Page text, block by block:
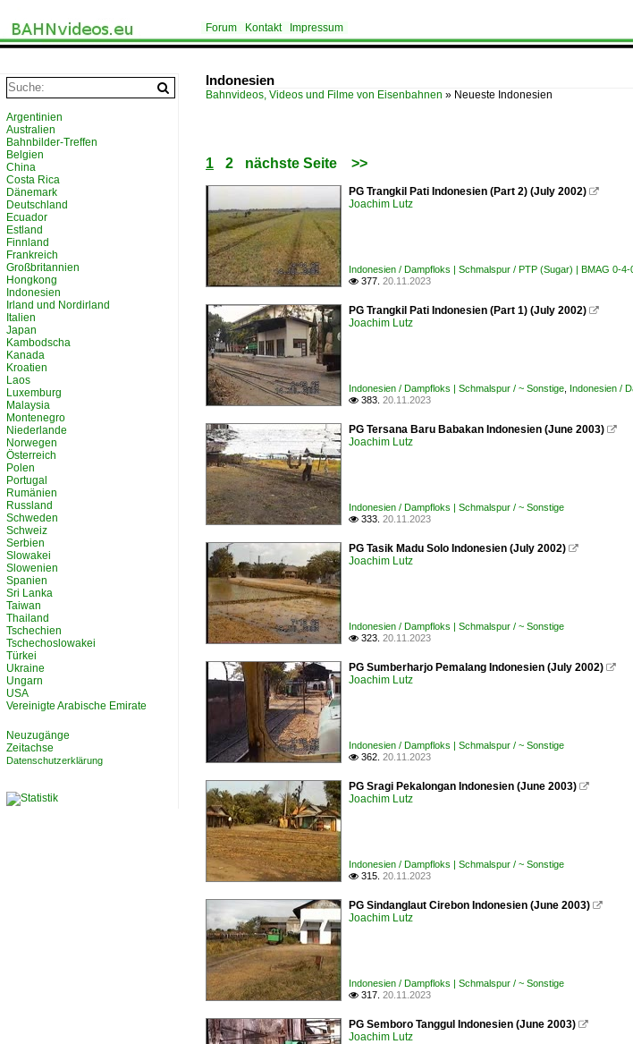
Forum Kontakt Impressum
Indonesien
Bahnvideos, Videos und Filme von Eisenbahnen » Neueste Indonesien
1 2 nächste Seite >>
PG Trangkil Pati Indonesien (Part 2) (July 2002) 
Joachim Lutz
Indonesien / Dampfloks | Schmalspur / PTP (Sugar) | BMAG 0-4-
 377. 20.11.2023
PG Trangkil Pati Indonesien (Part 1) (July 2002) 
Joachim Lutz
Indonesien / Dampfloks | Schmalspur / ~ Sonstige Indonesien /
 383. 20.11.2023
PG Tersana Baru Babakan Indonesien (June 2003) 
Joachim Lutz
Indonesien / Dampfloks | Schmalspur / ~ Sonstige
 333. 20.11.2023
PG Tasik Madu Solo Indonesien (July 2002) 
Joachim Lutz
Indonesien / Dampfloks | Schmalspur / ~ Sonstige
 323. 20.11.2023
PG Sumberharjo Pemalang Indonesien (July 2002) 
Joachim Lutz
Indonesien / Dampfloks | Schmalspur / ~ Sonstige
 362. 20.11.2023
PG Sragi Pekalongan Indonesien (June 2003) 
Joachim Lutz
Indonesien / Dampfloks | Schmalspur / ~ Sonstige
 315. 20.11.2023
PG Sindanglaut Cirebon Indonesien (June 2003) 
Joachim Lutz
Indonesien / Dampfloks | Schmalspur / ~ Sonstige
 317. 20.11.2023
PG Semboro Tanggul Indonesien (June 2003) 
Joachim Lutz
Argentinien
Australien
Bahnbilder-Treffen
Belgien
China
Costa Rica
Dänemark
Deutschland
Ecuador
Estland
Finnland
Frankreich
Großbritannien
Hongkong
Indonesien
Irland und Nordirland
Italien
Japan
Kambodscha
Kanada
Kroatien
Laos
Luxemburg
Malaysia
Montenegro
Niederlande
Norwegen
Österreich
Polen
Portugal
Rumänien
Russland
Schweden
Schweiz
Serbien
Slowakei
Slowenien
Spanien
Sri Lanka
Taiwan
Thailand
Tschechien
Tschechoslowakei
Türkei
Ukraine
Ungarn
USA
Vereinigte Arabische Emirate
Neuzugänge
Zeitachse
Datenschutzerklärung